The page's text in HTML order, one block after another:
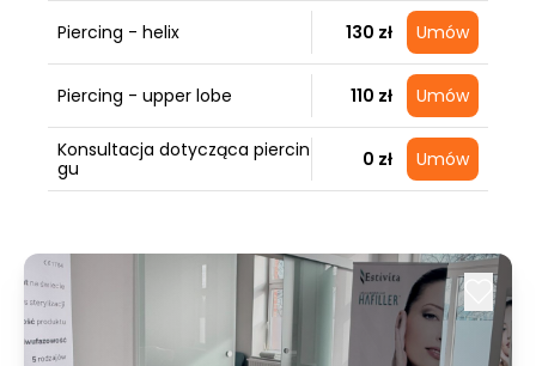
Piercing - helix 130 zł Umów
Piercing - upper lobe 110 zł Umów
Konsultacja dotycząca piercin
gu
0 zł Umów